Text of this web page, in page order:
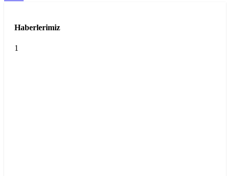
Haberlerimiz
1